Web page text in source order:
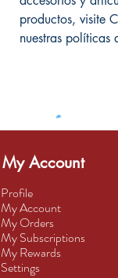
productos, visite
nuestras políticas
My Account
Profile
My Account
My Orders
My Subscriptions
My Rewards
Settings